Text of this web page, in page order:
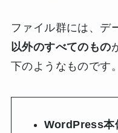
ファイル群には、デ
以外のすべてのもの
下のようなものです。
WordPress本